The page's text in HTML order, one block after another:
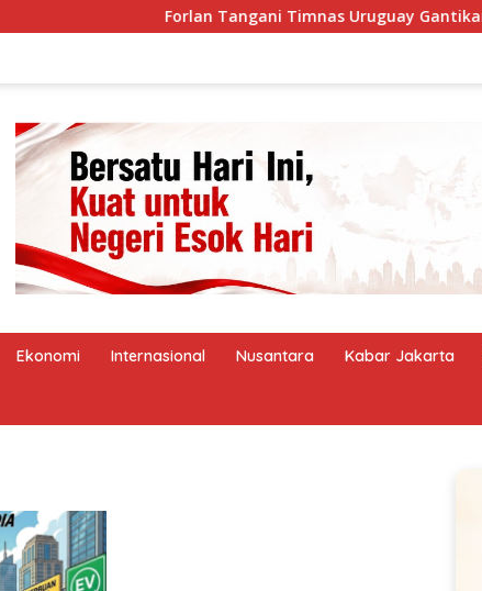
Forlan Tangani Timnas Uruguay Gantikan Bielsa
Ekonomi Internasional Nusantara Kabar Jakarta